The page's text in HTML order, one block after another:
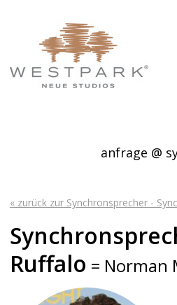
anfrage @
« zurück zur Synchronsprecher -
Ruffalo = Norman